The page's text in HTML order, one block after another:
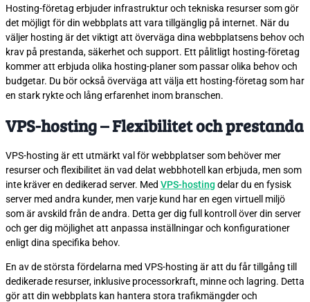
Hosting-företag erbjuder infrastruktur och tekniska resurser som gör
det möjligt för din webbplats att vara tillgänglig på internet. När du
väljer hosting är det viktigt att överväga dina webbplatsens behov och
krav på prestanda, säkerhet och support. Ett pålitligt hosting-företag
kommer att erbjuda olika hosting-planer som passar olika behov och
budgetar. Du bör också överväga att välja ett hosting-företag som har
en stark rykte och lång erfarenhet inom branschen.
VPS-hosting – Flexibilitet och prestanda
VPS-hosting är ett utmärkt val för webbplatser som behöver mer
resurser och flexibilitet än vad delat webbhotell kan erbjuda, men som
inte kräver en dedikerad server. Med VPS-hosting delar du en fysisk
server med andra kunder, men varje kund har en egen virtuell miljö
som är avskild från de andra. Detta ger dig full kontroll över din server
och ger dig möjlighet att anpassa inställningar och konfigurationer
enligt dina specifika behov.
En av de största fördelarna med VPS-hosting är att du får tillgång till
dedikerade resurser, inklusive processorkraft, minne och lagring. Detta
gör att din webbplats kan hantera stora trafikmängder och